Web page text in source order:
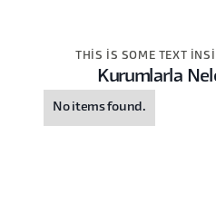
THIS IS SOME TEXT
Kurumlarla
No items found.